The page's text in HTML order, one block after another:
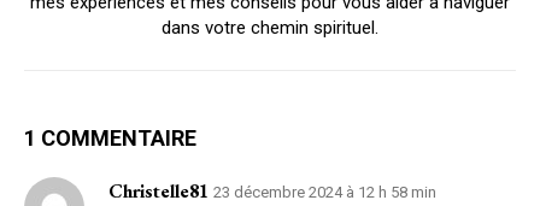
dans votre chemin spirituel.
1 COMMENTAIRE
Christelle81 23 décembre 2024 à 12 h 58 min